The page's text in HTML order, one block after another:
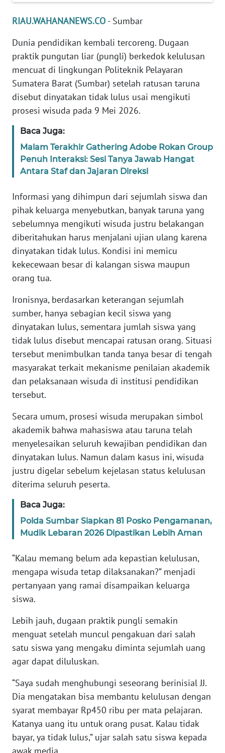
RIAU.WAHANANEWS.CO - Sumbar
Dunia pendidikan kembali tercoreng. Dugaan
praktik pungutan liar (pungli) berkedok kelulusan
mencuat di lingkungan Politeknik Pelayaran
Sumatera Barat (Sumbar) setelah ratusan taruna
disebut dinyatakan tidak lulus usai mengikuti
prosesi wisuda pada 9 Mei 2026.
Baca Juga:
Malam Terakhir Gathering Adobe Rokan Group
Penuh Interaksi: Sesi Tanya Jawab Hangat
Antara Staf dan Jajaran Direksi
Informasi yang dihimpun dari sejumlah siswa dan
pihak keluarga menyebutkan, banyak taruna yang
sebelumnya mengikuti wisuda justru belakangan
diberitahukan harus menjalani ujian ulang karena
dinyatakan tidak lulus. Kondisi ini memicu
kekecewaan besar di kalangan siswa maupun
orang tua.
Ironisnya, berdasarkan keterangan sejumlah
sumber, hanya sebagian kecil siswa yang
dinyatakan lulus, sementara jumlah siswa yang
tidak lulus disebut mencapai ratusan orang. Situasi
tersebut menimbulkan tanda tanya besar di tengah
masyarakat terkait mekanisme penilaian akademik
dan pelaksanaan wisuda di institusi pendidikan
tersebut.
Secara umum, prosesi wisuda merupakan simbol
akademik bahwa mahasiswa atau taruna telah
menyelesaikan seluruh kewajiban pendidikan dan
dinyatakan lulus. Namun dalam kasus ini, wisuda
justru digelar sebelum kejelasan status kelulusan
diterima seluruh peserta.
Baca Juga:
Polda Sumbar Siapkan 81 Posko Pengamanan,
Mudik Lebaran 2026 Dipastikan Lebih Aman
“Kalau memang belum ada kepastian kelulusan,
mengapa wisuda tetap dilaksanakan?” menjadi
pertanyaan yang ramai disampaikan keluarga
siswa.
Lebih jauh, dugaan praktik pungli semakin
menguat setelah muncul pengakuan dari salah
satu siswa yang mengaku diminta sejumlah uang
agar dapat diluluskan.
“Saya sudah menghubungi seseorang berinisial JJ.
Dia mengatakan bisa membantu kelulusan dengan
syarat membayar Rp450 ribu per mata pelajaran.
Katanya uang itu untuk orang pusat. Kalau tidak
bayar, ya tidak lulus,” ujar salah satu siswa kepada
awak media.
News
Regional
WN
SUMUT
JAKARTA
WN
JABAR
WN
BANTEN
NTT
WN
KEPRI
WN
PAPUA
WN
PAPUA
BARAT
WN
RIAU
WN
SERAMBI
JAMBI
WN
SULTRA
NTB
WN
WN
SULBAR
BABEL
WN
SUMBAR
WN
SUMSEL
WN
BENGKULU